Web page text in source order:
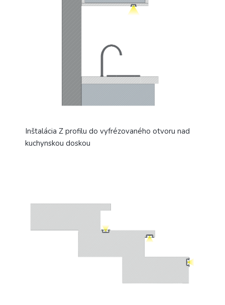
Inštalácia Z profilu do vyfrézovaného otvoru nad
kuchynskou doskou